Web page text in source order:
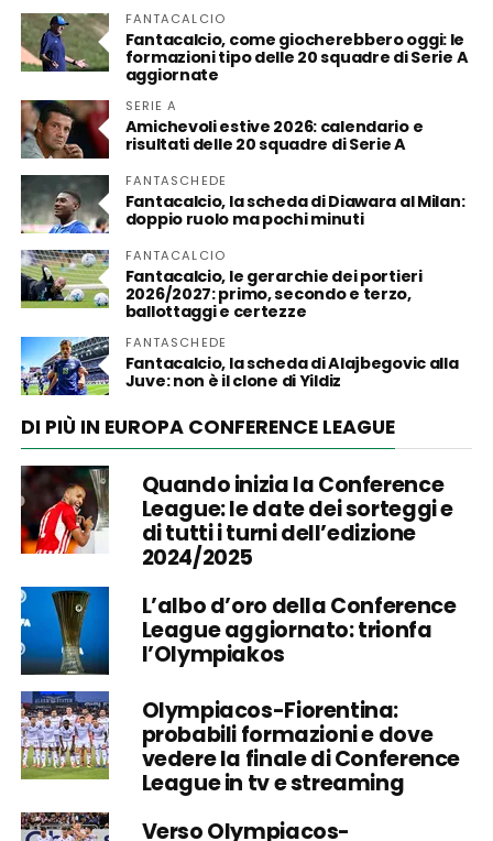
FANTACALCIO
Fantacalcio, come giocherebbero oggi: le
formazioni tipo delle 20 squadre di Serie A
aggiornate
SERIE A
Amichevoli estive 2026: calendario e
risultati delle 20 squadre di Serie A
FANTASCHEDE
Fantacalcio, la scheda di Diawara al Milan:
doppio ruolo ma pochi minuti
FANTACALCIO
Fantacalcio, le gerarchie dei portieri
2026/2027: primo, secondo e terzo,
ballottaggi e certezze
FANTASCHEDE
Fantacalcio, la scheda di Alajbegovic alla
Juve: non è il clone di Yildiz
DI PIÙ IN EUROPA CONFERENCE LEAGUE
Quando inizia la Conference
League: le date dei sorteggi e
di tutti i turni dell’edizione
2024/2025
L’albo d’oro della Conference
League aggiornato: trionfa
l’Olympiakos
Olympiacos-Fiorentina:
probabili formazioni e dove
vedere la finale di Conference
League in tv e streaming
Verso Olympiacos-